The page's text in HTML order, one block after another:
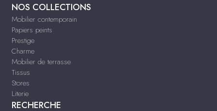
NOS COLLECTIONS
Mobilier contemporain
Papiers peints
Prestige
Charme
Mobilier de terrasse
Tissus
Stores
Literie
RECHERCHE